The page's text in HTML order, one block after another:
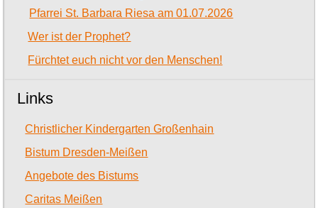
Pfarrei St. Barbara Riesa am 01.07.2026
Wer ist der Prophet?
Fürchtet euch nicht vor den Menschen!
Links
Christlicher Kindergarten Großenhain
Bistum Dresden-Meißen
Angebote des Bistums
Caritas Meißen